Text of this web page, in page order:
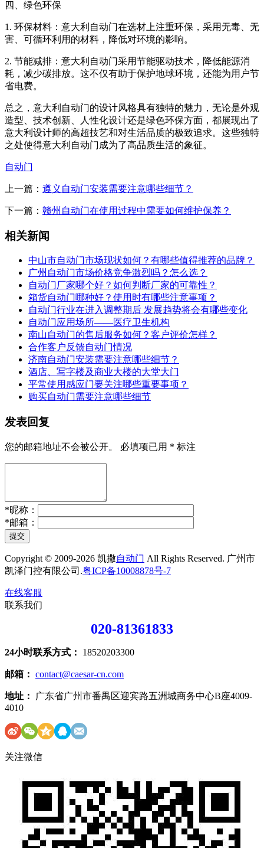
四、绿色环保
1. 环保材料：意大利自动门在选材上注重环保，采用无毒、无
害、可循环利用的材料，降低对环境的影响。
2. 节能减排：意大利自动门采用节能驱动技术，降低能源消
耗，减少碳排放。这不仅有助于保护地球环境，还能为用户节
省电费。
总之，意大利自动门的设计风格具有独特的魅力，无论是外观
造型、技术创新、人性化设计还是绿色环保方面，都展现出了
意大利设计师的高超技艺和对生活品质的极致追求。这些独特
之处使得意大利自动门成为了高品质生活的象征。
自动门
上一篇： 遵义自动门安装需要注意哪些细节？
下一篇： 赣州自动门在使用过程中需要如何维护保养？
相关新闻
中山市自动门市场现状如何？有哪些值得推荐的品牌？
广州自动门市场价格竞争激烈吗？怎么选？
自动门厂家哪个好？如何判断厂家的可靠性？
箱货自动门哪种好？使用时有哪些注意事项？
自动门行业在进入调整期后 发展趋势将会有哪些变化
自动门应用场所——医疗卫生机构
南山自动门的售后服务如何？客户评价怎样？
合作客户反馈自动门情况
济南自动门安装需要注意哪些细节？
酒店、写字楼及商业大楼的大堂大门
平常使用感应门要关注哪些重要事项？
购买自动门需要注意哪些细节
发表回复
您的邮箱地址不会被公开。 必填项已用 * 标注
*昵称：
*邮箱：
提交
Copyright © 2009-2026 凯撒自动门 All Rights Reserved. 广州市
凯泽门控有限公司.粤ICP备10008878号-7
在线客服
联系我们
020-81361833
24小时联系方式： 18520203300
邮箱： contact@caesar-cn.com
地址：
广东省广州市番禺区迎宾路五洲城商务中心B座4009-
4010
关注微信